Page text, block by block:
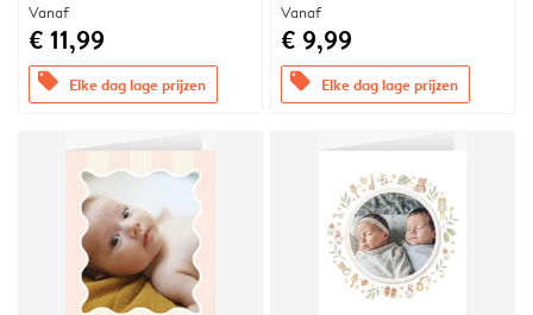
Vanaf
€ 11,99
offers Elke dag lage prijzen
Vanaf
€ 9,99
offers Elke dag lage prijzen